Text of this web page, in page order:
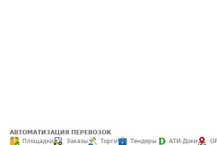
АВТОМАТИЗАЦИЯ ПЕРЕВОЗОК
Площадки
Заказы Торги Тендеры АТИ-Доки